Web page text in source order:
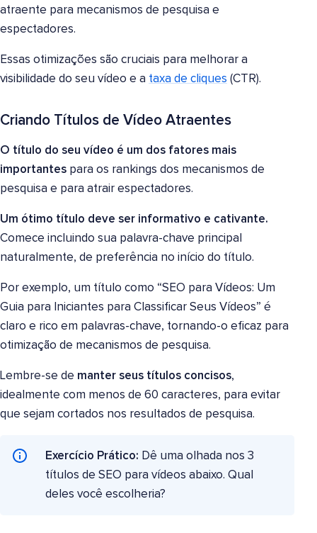
atraente para mecanismos de pesquisa e
espectadores.
Essas otimizações são cruciais para melhorar a
visibilidade do seu vídeo e a taxa de cliques (CTR).
Criando Títulos de Vídeo Atraentes
O título do seu vídeo é um dos fatores mais
importantes para os rankings dos mecanismos de
pesquisa e para atrair espectadores.
Um ótimo título deve ser informativo e cativante.
Comece incluindo sua palavra-chave principal
naturalmente, de preferência no início do título.
Por exemplo, um título como “SEO para Vídeos: Um
Guia para Iniciantes para Classificar Seus Vídeos” é
claro e rico em palavras-chave, tornando-o eficaz para
otimização de mecanismos de pesquisa.
Lembre-se de manter seus títulos concisos,
idealmente com menos de 60 caracteres, para evitar
que sejam cortados nos resultados de pesquisa.
Exercício Prático: Dê uma olhada nos 3
títulos de SEO para vídeos abaixo. Qual
deles você escolheria?